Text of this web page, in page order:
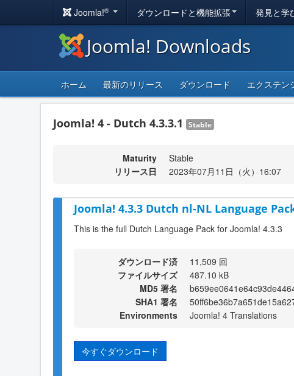
Joomla!® ダウンロードと機能拡張 発見と学
Joomla! Downloads
ホーム 最新のリリース ダウンロード エクステン
Joomla! 4 - Dutch 4.3.3.1 Stable
Maturity
Stable
リリース日
2023年07月11日（火）16:07
Joomla! 4.3.3 Dutch nl-NL Language
This is the full Dutch Language Pack for Joomla! 4.3.3
ダウンロード済
11,509 回
ファイルサイズ
487.10 kB
MD5 署名
SHA1 署名
Environments
Joomla! 4 Translations
今すぐダウンロード